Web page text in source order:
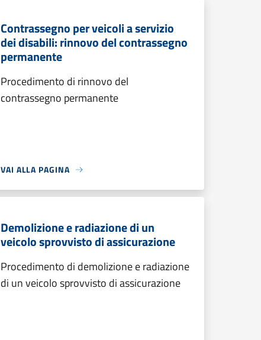
Contrassegno per veicoli a servizio
dei disabili: rinnovo del contrassegno
permanente
Procedimento di rinnovo del
contrassegno permanente
VAI ALLA PAGINA
Demolizione e radiazione di un
veicolo sprovvisto di assicurazione
Procedimento di demolizione e radiazione
di un veicolo sprovvisto di assicurazione